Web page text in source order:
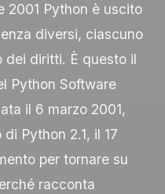
2001 Python è uscito
diversi, ciascuno
dei diritti. È questo il
Python Software
il 6 marzo 2001,
Python 2.1, il 17
per tornare su
racconta